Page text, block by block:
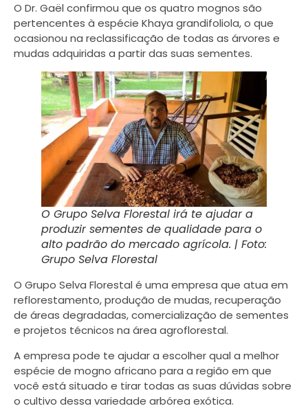
O Dr. Gaël confirmou que os quatro mognos são
pertencentes à espécie Khaya grandifoliola, o que
ocasionou na reclassificação de todas as árvores e
mudas adquiridas a partir das suas sementes.
O Grupo Selva Florestal irá te ajudar a
produzir sementes de qualidade para o
alto padrão do mercado agrícola. | Foto:
Grupo Selva Florestal
O Grupo Selva Florestal é uma empresa que atua em
reflorestamento, produção de mudas, recuperação
de áreas degradadas, comercialização de sementes
e projetos técnicos na área agroflorestal.
A empresa pode te ajudar a escolher qual a melhor
espécie de mogno africano para a região em que
você está situado e tirar todas as suas dúvidas sobre
o cultivo dessa variedade arbórea exótica.